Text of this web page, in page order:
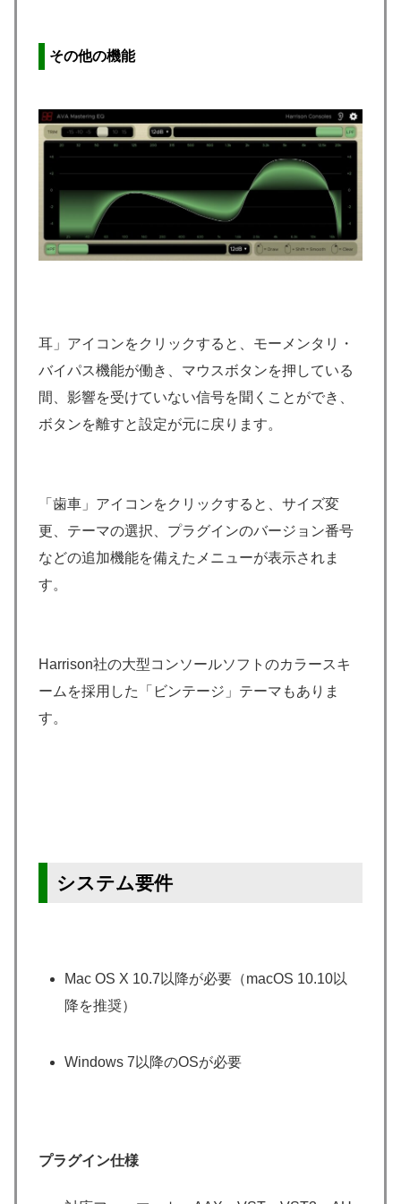
その他の機能
耳」アイコンをクリックすると、モーメンタリ・
バイパス機能が働き、マウスボタンを押している
間、影響を受けていない信号を聞くことができ、
ボタンを離すと設定が元に戻ります。
「歯車」アイコンをクリックすると、サイズ変
更、テーマの選択、プラグインのバージョン番号
などの追加機能を備えたメニューが表示されま
す。
Harrison社の大型コンソールソフトのカラースキ
ームを採用した「ビンテージ」テーマもありま
す。
システム要件
Mac OS X 10.7以降が必要（macOS 10.10以
降を推奨）
Windows 7以降のOSが必要
プラグイン仕様